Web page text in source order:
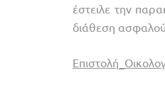
έστειλε την
διάθεση